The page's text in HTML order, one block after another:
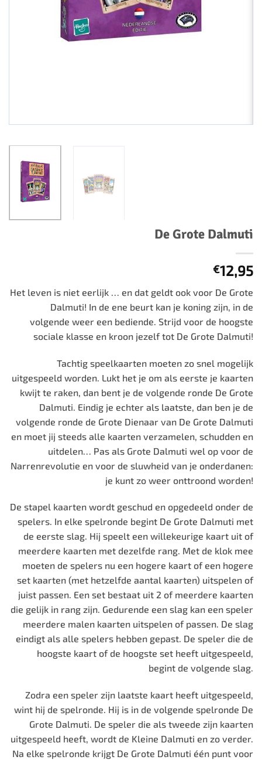
De Grote Dalmuti
€12,95
Het leven is niet eerlijk … en dat geldt ook voor De Grote
Dalmuti! In de ene beurt kan je koning zijn, in de
volgende weer een bediende. Strijd voor de hoogste
sociale klasse en kroon jezelf tot De Grote Dalmuti!
Tachtig speelkaarten moeten zo snel mogelijk
uitgespeeld worden. Lukt het je om als eerste je kaarten
kwijt te raken, dan bent je de volgende ronde De Grote
Dalmuti. Eindig je echter als laatste, dan ben je de
volgende ronde de Grote Dienaar van De Grote Dalmuti
en moet jij steeds alle kaarten verzamelen, schudden en
uitdelen… Pas als Grote Dalmuti wel op voor de
Narrenrevolutie en voor de sluwheid van je onderdanen:
je kunt zo weer onttroond worden!
De stapel kaarten wordt geschud en opgedeeld onder de
spelers. In elke spelronde begint De Grote Dalmuti met
de eerste slag. Hij speelt een willekeurige kaart uit of
meerdere kaarten met dezelfde rang. Met de klok mee
moeten de spelers nu een hogere kaart of een hogere
set kaarten (met hetzelfde aantal kaarten) uitspelen of
juist passen. Een set bestaat uit 2 of meerdere kaarten
die gelijk in rang zijn. Gedurende een slag kan een speler
meerdere malen kaarten uitspelen of passen. De slag
eindigt als alle spelers hebben gepast. De speler die de
hoogste kaart of de hoogste set heeft uitgespeeld,
begint de volgende slag.
Zodra een speler zijn laatste kaart heeft uitgespeeld,
wint hij de spelronde. Hij is in de volgende spelronde De
Grote Dalmuti. De speler die als tweede zijn kaarten
uitgespeeld heeft, wordt de Kleine Dalmuti en zo verder.
Na elke spelronde krijgt De Grote Dalmuti één punt voor